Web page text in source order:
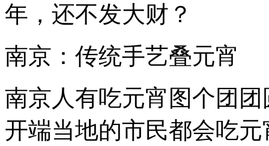
年，还不发大财？
南京：传统手艺叠元宵
南京人有吃元宵图个团
开端当地的市民都会吃